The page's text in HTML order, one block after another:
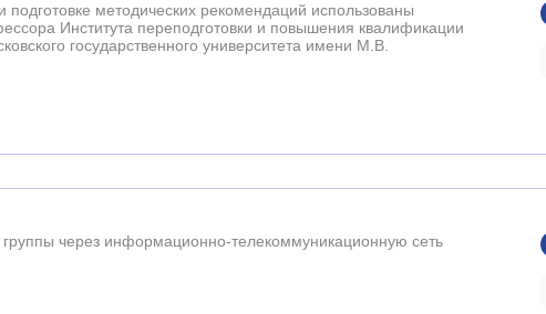
методических рекомендаций использованы
Института переподготовки и повышения квалификации
государственного университета имени М.В.
через информационно-телекоммуникационную сеть